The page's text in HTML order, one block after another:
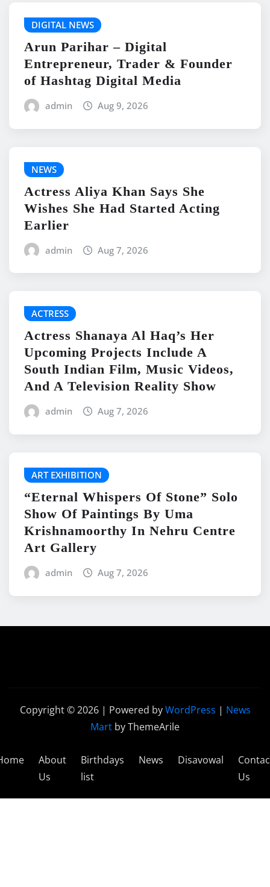
DIGITAL NEWS
Arun Parihar – Digital
Entrepreneur, Trader & Founder
of Hashtag Digital Media
admin Aug 9, 2026
NEWS
Actress Aliya Khan Says She
Wishes She Had Started Acting
Earlier
admin Aug 7, 2026
ACTRESS
Actress Shanaya Al Haq’s Her
Upcoming Projects Include A
South Indian Film, Music Videos,
And A Television Reality Show
admin Aug 7, 2026
ART EXHIBITION
“Eternal Whispers Of Stone” Solo
Show Of Paintings By Uma
Krishnamoorthy In Nehru Centre
Art Gallery
admin Aug 7, 2026
Copyright © 2026 | Powered byWordPress | News
Mart by ThemeArile
About
Us
Birthdays
list
News Disavowal
Us